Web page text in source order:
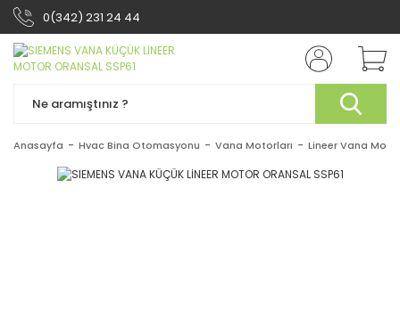
0(342) 231 24 44
Anasayfa Hvac Bina Otomasyonu Vana Motorları Lineer Vana